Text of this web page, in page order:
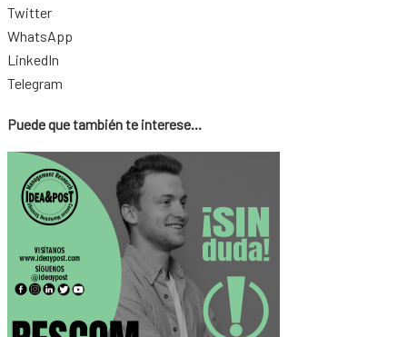
Twitter
WhatsApp
LinkedIn
Telegram
Puede que también te interese...